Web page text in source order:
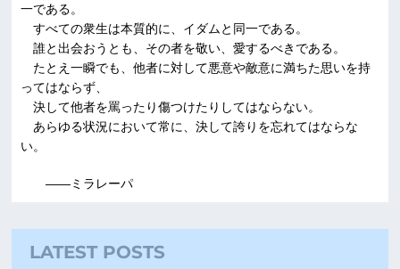
一である。
すべての衆生は本質的に、イダムと同一である。
誰と出会おうとも、その者を敬い、愛するべきである。
たとえ一瞬でも、他者に対して悪意や敵意に満ちた思いを持
ってはならず、
決して他者を罵ったり傷つけたりしてはならない。
あらゆる状況において常に、決して誇りを忘れてはならな
い。
――ミラレーパ
LATEST POSTS